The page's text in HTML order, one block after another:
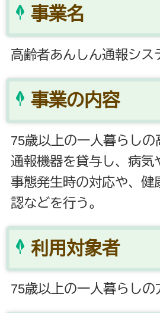
事業名
高齢者あんしん通報シス
事業の内容
75歳以上の一人暮らしの
通報機器を貸与し、病気
事態発生時の対応や、健
認などを行う。
利用対象者
75歳以上の一人暮らしの